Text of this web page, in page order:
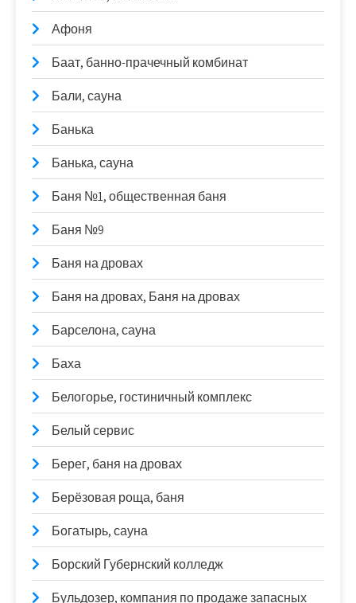
Афоня
Баат, банно-прачечный комбинат
Бали, сауна
Банька
Банька, сауна
Баня №1, общественная баня
Баня №9
Баня на дровах
Баня на дровах, Баня на дровах
Барселона, сауна
Баха
Белогорье, гостиничный комплекс
Белый сервис
Берег, баня на дровах
Берёзовая роща, баня
Богатырь, сауна
Борский Губернский колледж
Бульдозер, компания по продаже запасных